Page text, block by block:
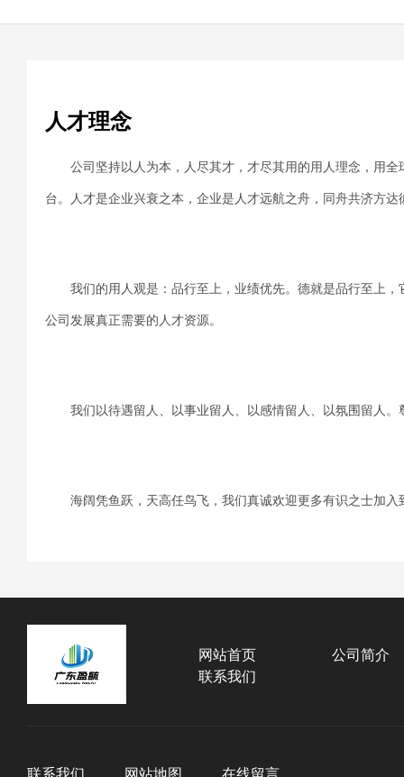
人才理念
公司坚持以人为本，人尽其才，才尽其用的用人理念，用
台。人才是企业兴衰之本，企业是人才远航之舟，同舟共济方达
我们的用人观是：品行至上，业绩优先。德就是品行至上
公司发展真正需要的人才资源。
我们以待遇留人、以事业留人、以感情留人、以氛围留人
海阔凭鱼跃，天高任鸟飞，我们真诚欢迎更多有识之士加
网站首页
公司简介
联系我们
联系我们 网站地图 在线留言